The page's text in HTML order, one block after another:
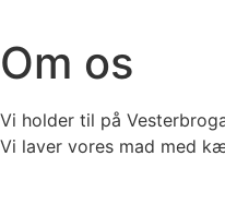
Om os
Vi holder til på
Vi laver vores mad med